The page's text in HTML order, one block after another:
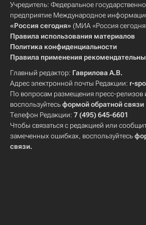
Учредитель: Федеральное
предприятие Международное
«Россия сегодня» (МИА «Россия
Правила использования материалов
Политика конфиденциальности
Правила применения
Главный редактор: Гаврилова А.В.
Адрес электронной почты Редакции: r-
По вопросам размещения пресс-релизов
воспользуйтесьформой обратной связи
Телефон Редакции: 7 (495) 645-6601
Чтобы связаться с редакцией или
замеченных ошибках, воспользуйтесь
связи.